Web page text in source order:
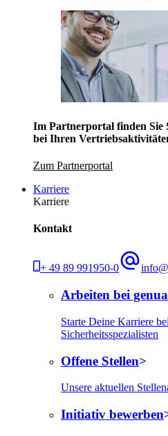
Im Partnerportal finden Sie
bei Ihren
Zum Partnerportal
Karriere
Karriere
Kontakt
+ 49 89 991950-0
Arbeiten bei genua
Starte Deine Karriere
Sicherheitsspezialisten
Offene Stellen
Unsere aktuellen
Initiativ bewerben